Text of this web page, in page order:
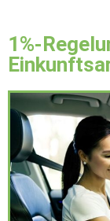
1%-